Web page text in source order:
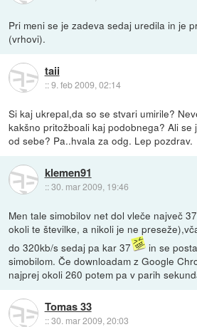
Pri meni se je zadeva sedaj uredila in je
(vrhovi).
taii
::9. feb 2009, 02:14
Si kaj ukrepal,da so se stvari umirile?
kakšno pritožboali kaj podobnega? Ali se
od sebe? Pa..hvala za odg. Lep pozdrav.
klemen91
::30. mar 2009, 19:46
Men tale simobilov net dol vleče največ
okoli te številke, a nikoli je ne
do 320kb/s sedaj pa kar 37
in se
simobilom. Če downloadam z Google
najprej okoli 260 potem pa v parih
Tomas 33
::30. mar 2009, 20:03